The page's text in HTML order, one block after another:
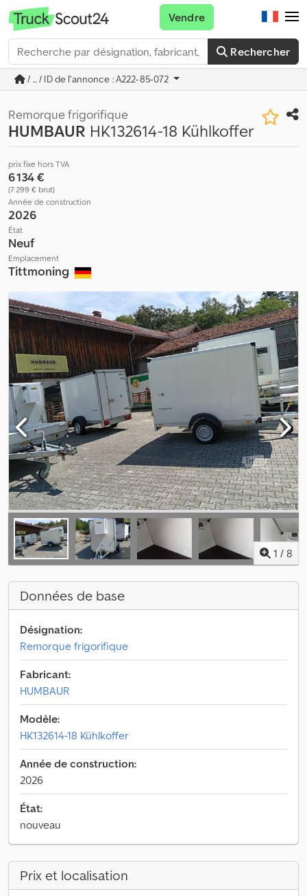
Rechercher
Vendre
/ ... / ID de l'annonce : A222-85-072
Remorque frigorifique
HUMBAUR HK132614-18 Kühlkoffer
prix fixe hors TVA
6 134 €
(7 299 € brut)
Année de construction
2026
État
Neuf
Emplacement
Tittmoning
1 / 8
Données de base
Désignation:
Remorque frigorifique
Fabricant:
HUMBAUR
Modèle:
HK132614-18 Kühlkoffer
Année de construction:
2026
État:
nouveau
Prix et localisation